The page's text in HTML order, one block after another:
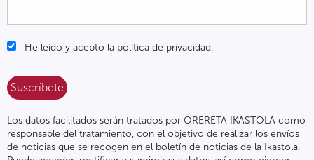
He leído y acepto la política de privacidad.
Los datos facilitados serán tratados por ORERETA IKASTOLA como
responsable del tratamiento, con el objetivo de realizar los envíos
de noticias que se recogen en el boletín de noticias de la Ikastola.